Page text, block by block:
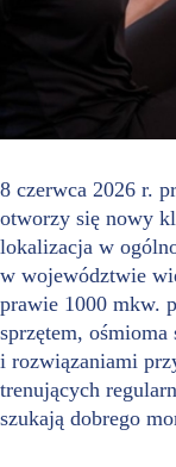
8 czerwca 2026 r.
otworzy się nowy
lokalizacja w
w województwie
prawie 1000 mkw.
sprzętem,
i rozwiązaniami
trenujących
szukają dobrego